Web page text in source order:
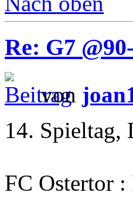
Re: G7
von
14. Spieltag,
FC Ostertor :